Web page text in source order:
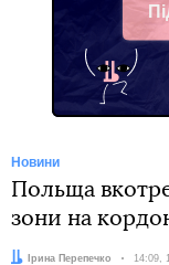
Новини
Польща
зони на
Автор:Ірина Перепечко Дата:
14:09,